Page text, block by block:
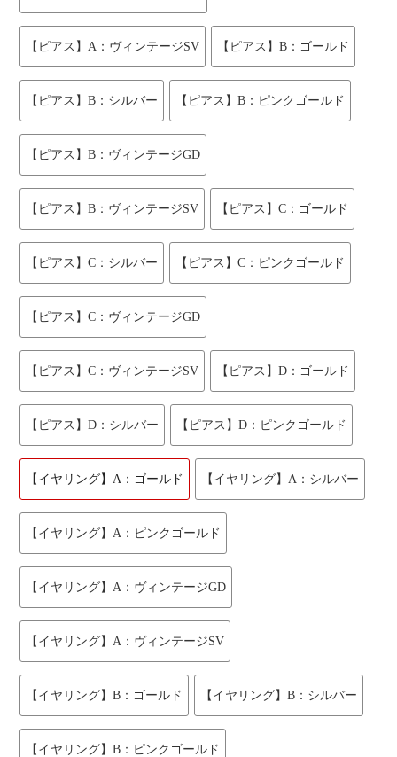
【ピアス】A：ヴィンテージSV 【ピアス】B：ゴールド
【ピアス】B：シルバー 【ピアス】B：ピンクゴールド
【ピアス】B：ヴィンテージGD
【ピアス】B：ヴィンテージSV 【ピアス】C：ゴールド
【ピアス】C：シルバー 【ピアス】C：ピンクゴールド
【ピアス】C：ヴィンテージGD
【ピアス】C：ヴィンテージSV 【ピアス】D：ゴールド
【ピアス】D：シルバー 【ピアス】D：ピンクゴールド
【イヤリング】A：ゴールド 【イヤリング】A：シルバー
【イヤリング】A：ピンクゴールド
【イヤリング】A：ヴィンテージGD
【イヤリング】A：ヴィンテージSV
【イヤリング】B：ゴールド 【イヤリング】B：シルバー
【イヤリング】B：ピンクゴールド